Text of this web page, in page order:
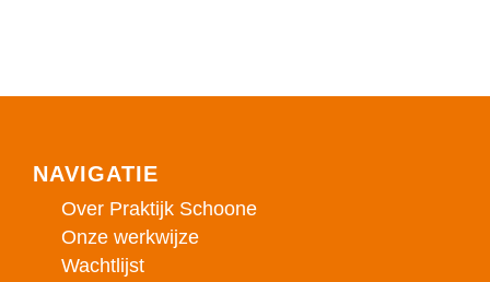
NAVIGATIE
Over Praktijk Schoone
Onze werkwijze
Wachtlijst